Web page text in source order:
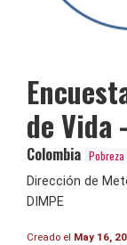
de Vida
Colombia Pobreza
Dirección de
DIMPE
Creado el May 16,